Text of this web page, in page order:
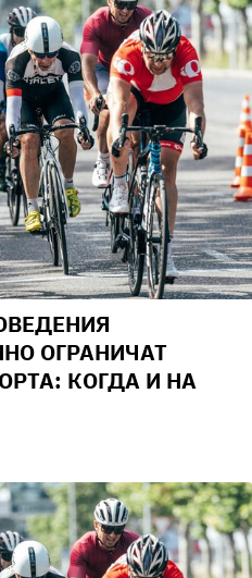
ОГРАНИЧАТ
КОГДА И НА